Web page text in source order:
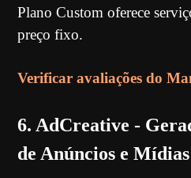
Plano Custom oferece
preço fixo.
Verificar avaliações do
6. AdCreative -
de Anúncios e